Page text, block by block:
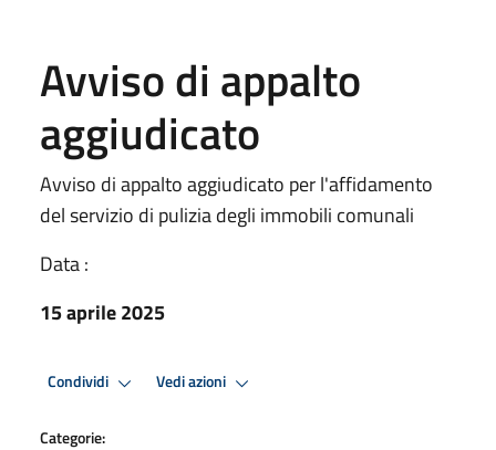
Avviso di appalto
aggiudicato
Avviso di appalto aggiudicato per l'affidamento
del servizio di pulizia degli immobili comunali
Data :
15 aprile 2025
Condividi Vedi azioni
Categorie: